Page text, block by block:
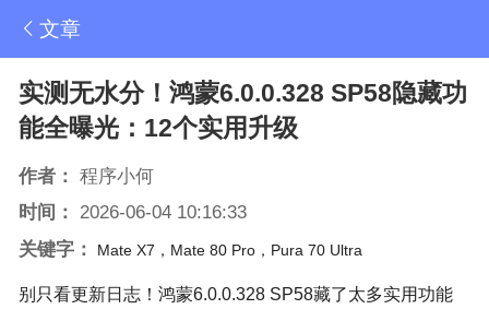
文章
实测无水分！鸿蒙6.0.0.328 SP58隐藏功
能全曝光：12个实用升级
作者： 程序小何
时间： 2026-06-04 10:16:33
关键字：
Mate X7，Mate 80 Pro，Pura 70 Ultra
别只看更新日志！鸿蒙6.0.0.328 SP58藏了太多实用功能